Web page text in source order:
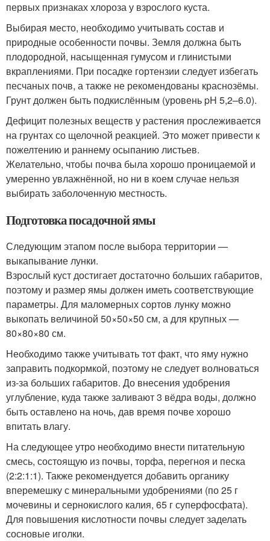
первых признаках хлороза у взрослого куста.
Выбирая место, необходимо учитывать состав и
природные особенности почвы. Земля должна быть
плодородной, насыщенная гумусом и глинистыми
вкраплениями. При посадке гортензии следует избегать
песчаных почв, а также не рекомендованы краснозёмы.
Грунт должен быть подкислённым (уровень pH 5,2–6.0).
Дефицит полезных веществ у растения прослеживается
на грунтах со щелочной реакцией. Это может привести к
пожелтению и раннему осыпанию листьев.
Желательно, чтобы почва была хорошо проницаемой и
умеренно увлажнённой, но ни в коем случае нельзя
выбирать заболоченную местность.
Подготовка посадочной ямы
Следующим этапом после выбора территории —
выкапывание лунки.
Взрослый куст достигает достаточно больших габаритов,
поэтому и размер ямы должен иметь соответствующие
параметры. Для маломерных сортов лунку можно
выкопать величиной 50×50×50 см, а для крупных —
80×80×80 см.
Необходимо также учитывать тот факт, что яму нужно
заправить подкормкой, поэтому не следует волноваться
из-за больших габаритов. До внесения удобрения
углубление, куда также заливают 3 вёдра воды, должно
быть оставлено на ночь, дав время почве хорошо
впитать влагу.
На следующее утро необходимо внести питательную
смесь, состоящую из почвы, торфа, перегноя и песка
(2:2:1:1). Также рекомендуется добавить органику
вперемешку с минеральными удобрениями (по 25 г
мочевины и сернокислого калия, 65 г суперфосфата).
Для повышения кислотности почвы следует заделать
сосновые иголки.